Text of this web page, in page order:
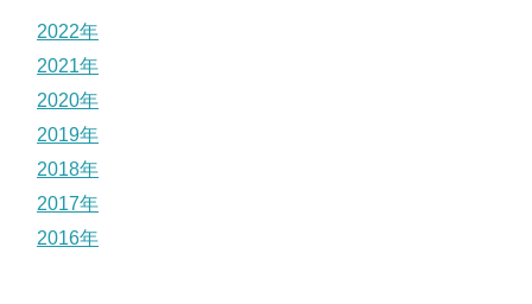
2022年
2021年
2020年
2019年
2018年
2017年
2016年